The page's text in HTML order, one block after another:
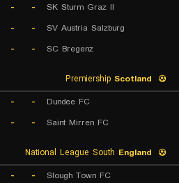
SK Sturm Graz II
-
-
SV Austria Salzburg
-
-
SC Bregenz
-
-
Scotland
Dundee FC
-
-
Saint Mirren FC
-
-
England
Slough Town FC
-
-